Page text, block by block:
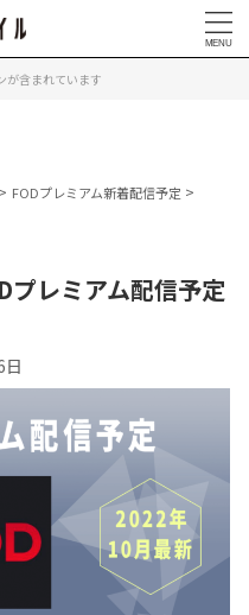
が含まれています
> FODプレミアム新着配信予定 >
プレミアム配信予定